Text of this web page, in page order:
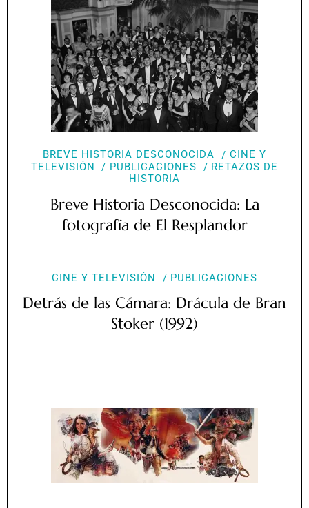
BREVE HISTORIA DESCONOCIDA
CINE Y
TELEVISIÓN
PUBLICACIONES
RETAZOS DE
HISTORIA
Breve Historia Desconocida: La
fotografía de El Resplandor
CINE Y TELEVISIÓN PUBLICACIONES
Detrás de las Cámara: Drácula de Bran
Stoker (1992)